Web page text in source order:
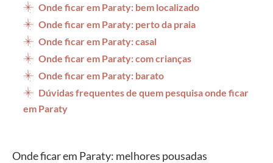
Onde ficar em Paraty: bem localizado
Onde ficar em Paraty: perto da praia
Onde ficar em Paraty: casal
Onde ficar em Paraty: com crianças
Onde ficar em Paraty: barato
Dúvidas frequentes de quem pesquisa onde ficar
em Paraty
Onde ficar em Paraty: melhores pousadas